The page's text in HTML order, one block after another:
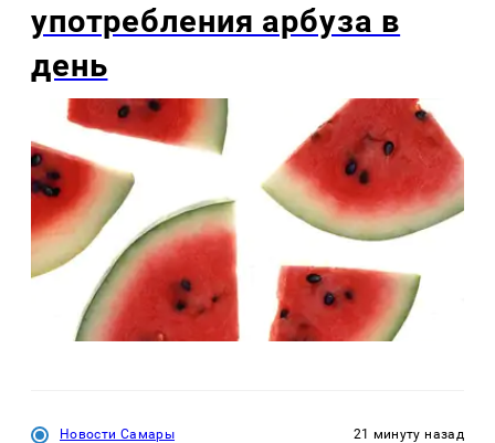
употребления арбуза в
день
Новости Самары 21 минуту назад